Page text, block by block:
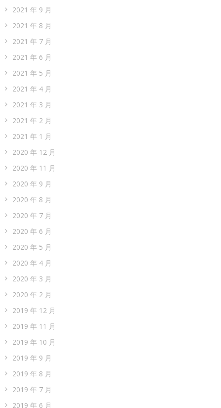
2021 年 9 月
2021 年 8 月
2021 年 7 月
2021 年 6 月
2021 年 5 月
2021 年 4 月
2021 年 3 月
2021 年 2 月
2021 年 1 月
2020 年 12 月
2020 年 11 月
2020 年 9 月
2020 年 8 月
2020 年 7 月
2020 年 6 月
2020 年 5 月
2020 年 4 月
2020 年 3 月
2020 年 2 月
2019 年 12 月
2019 年 11 月
2019 年 10 月
2019 年 9 月
2019 年 8 月
2019 年 7 月
2019 年 6 月